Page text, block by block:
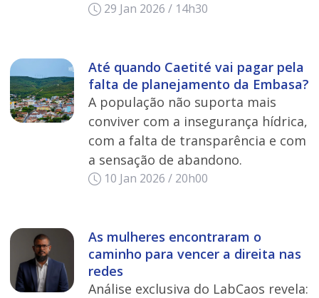
29 Jan 2026 / 14h30
Até quando Caetité vai pagar pela
falta de planejamento da Embasa?
A população não suporta mais
conviver com a insegurança hídrica,
com a falta de transparência e com
a sensação de abandono.
10 Jan 2026 / 20h00
As mulheres encontraram o
caminho para vencer a direita nas
redes
Análise exclusiva do LabCaos revela: